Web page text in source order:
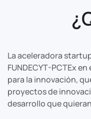
La aceleradora
FUNDECYT-PCTEx
para la innovación,
proyectos de
desarrollo que